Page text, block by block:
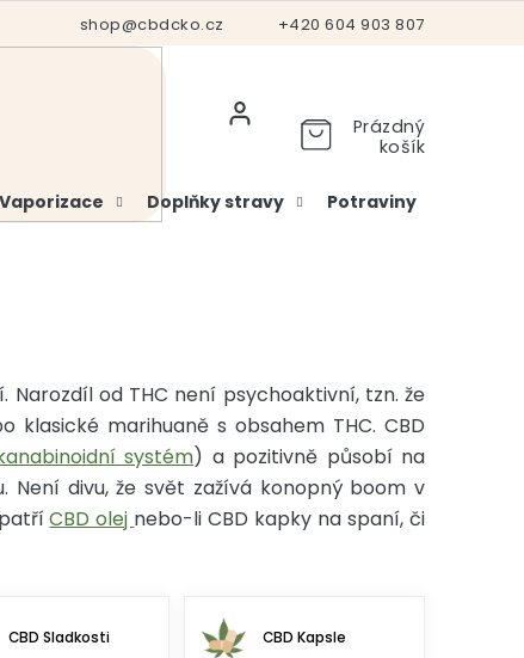
+420 604 903 807
shop@cbdcko.cz
Hodnocení obchodu Vrácení a reklamace
Prázdný
košík
Vaporizace Doplňky stravy Potraviny
od THC není psychoaktivní, tzn. že
marihuaně s obsahem THC. CBD
systém) a pozitivně působí na
Není divu, že svět zažívá konopný boom v
patříCBD olej nebo-li CBD kapky na spaní, či
CBD Sladkosti CBD Kapsle